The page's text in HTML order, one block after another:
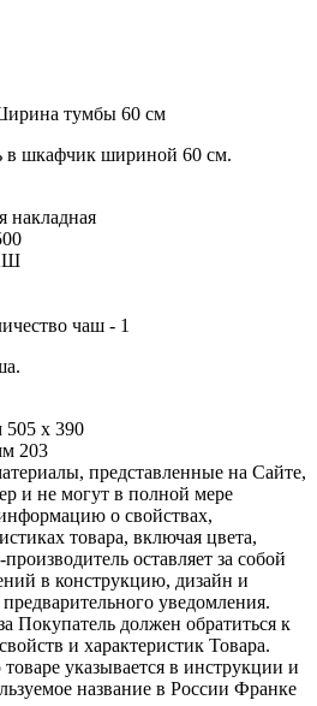
тумбы 60 см
в шкафчик шириной 60 см.
накладная
чаш - 1
505 х 390
203
представленные на Сайте,
и не могут в полной мере
о свойствах,
товара, включая цвета,
оставляет за собой
в конструкцию, дизайн и
уведомления.
Покупатель должен обратиться к
и характеристик Товара.
указывается в инструкции и
название в России Франке